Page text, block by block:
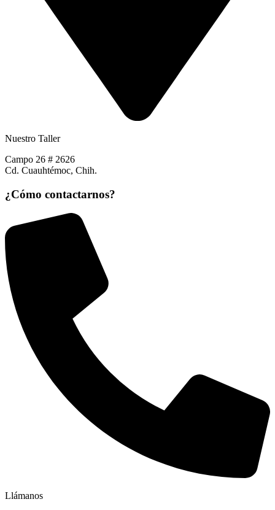
Nuestro Taller
Campo 26 # 2626
Cd. Cuauhtémoc, Chih.
¿Cómo contactarnos?
Llámanos